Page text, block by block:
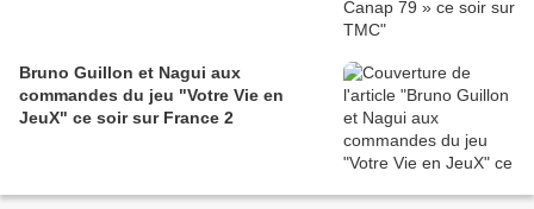
Bruno Guillon et Nagui aux
commandes du jeu "Votre Vie en
JeuX" ce soir sur France 2